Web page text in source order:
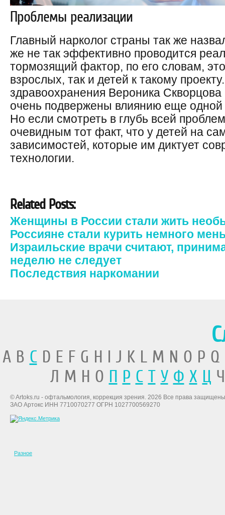
Проблемы реализации
Главный нарколог страны так же
же не так эффективно проводится
тормозящий фактор, по его словам,
взрослых, так и детей к такому
здравоохранения Вероника Скворцова
очень подвержены влиянию еще
Но если смотреть в глубь всей
очевидным тот факт, что у детей на
зависимостей, которые им диктует
технологии.
Related Posts:
Женщины в России стали жить
Россияне стали курить немного
Израильские врачи считают,
неделю не следует
Последствия наркомании
A B CD E F G H I J K L M N O P
Л М Н О П Р С Т У Ф Х Ц
© Artoks.ru - офтальмология, коррекция зрения. 2026 Все права
ЗАО Артокс ИНН 7710070277 ОГРН 1027700569270
Разное